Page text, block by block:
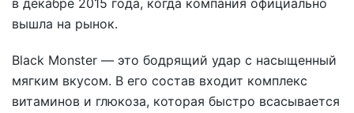
в декабре 2015 года, когда компания официально
вышла на рынок.
Black Monster — это бодрящий удар с насыщенный
мягким вкусом. В его состав входит комплекс
витаминов и глюкоза, которая быстро всасывается